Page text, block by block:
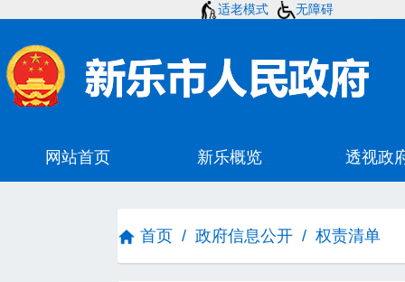
适老模式 无障碍
首页 / 政府信息公开 / 权责清单